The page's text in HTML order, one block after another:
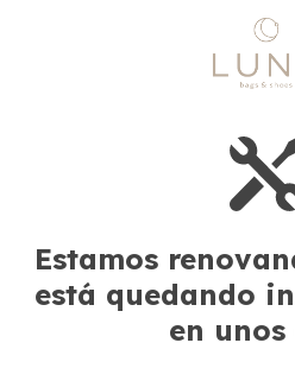
Estamos
está quedando
en unos